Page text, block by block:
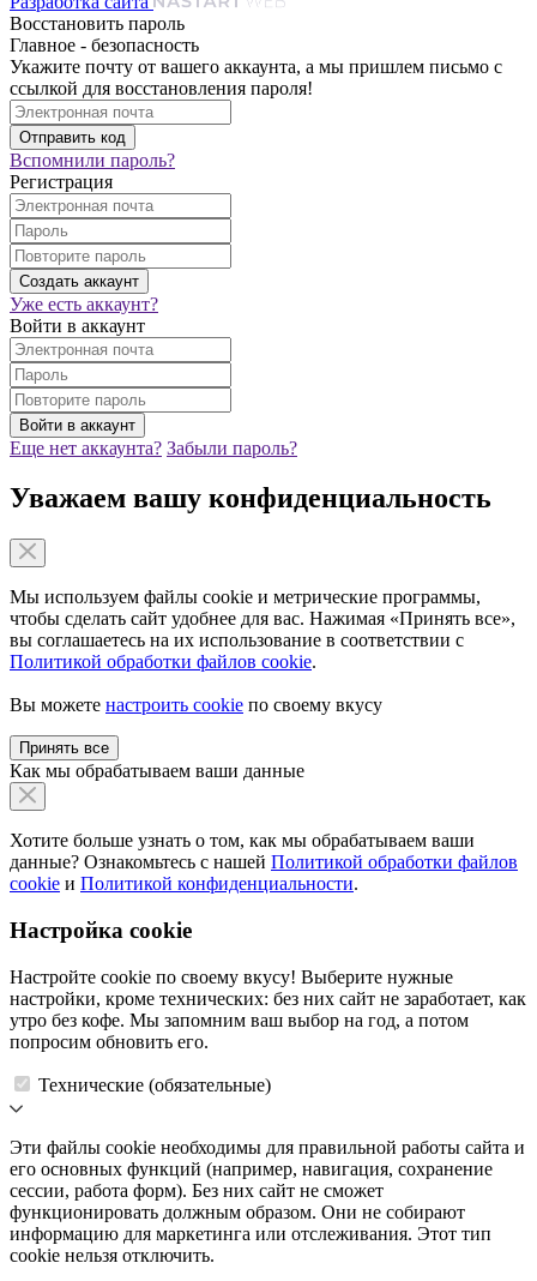
Восстановить пароль
Главное - безопасность
Укажите почту от вашего аккаунта, а мы пришлем письмо с
ссылкой для восстановления пароля!
Вспомнили пароль?
Регистрация
Уже есть аккаунт?
Войти в аккаунт
Еще нет аккаунта? Забыли пароль?
Уважаем вашу конфиденциальность
Мы используем файлы cookie и метрические программы,
чтобы сделать сайт удобнее для вас. Нажимая «Принять все»,
вы соглашаетесь на их использование в соответствии с
Политикой обработки файлов cookie.
Вы можете настроить cookie по своему вкусу
Принять все
Как мы обрабатываем ваши данные
Хотите больше узнать о том, как мы обрабатываем ваши
данные? Ознакомьтесь с нашей Политикой обработки файлов
cookie и Политикой конфиденциальности.
Настройка cookie
Настройте cookie по своему вкусу! Выберите нужные
настройки, кроме технических: без них сайт не заработает, как
утро без кофе. Мы запомним ваш выбор на год, а потом
попросим обновить его.
Технические (обязательные)
Эти файлы cookie необходимы для правильной работы сайта и
его основных функций (например, навигация, сохранение
сессии, работа форм). Без них сайт не сможет
функционировать должным образом. Они не собирают
информацию для маркетинга или отслеживания. Этот тип
cookie нельзя отключить.